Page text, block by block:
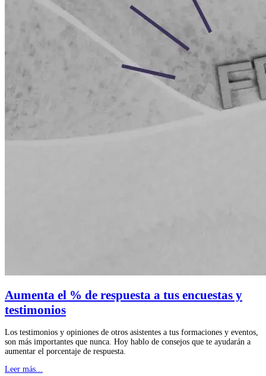
Aumenta el % de respuesta a tus encuestas y
testimonios
Los testimonios y opiniones de otros asistentes a tus formaciones y eventos,
son más importantes que nunca. Hoy hablo de consejos que te ayudarán a
aumentar el porcentaje de respuesta.
Leer más...